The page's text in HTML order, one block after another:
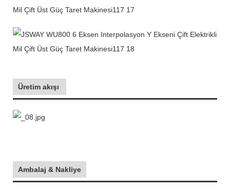
Üretim akışı
Ambalaj & Nakliye